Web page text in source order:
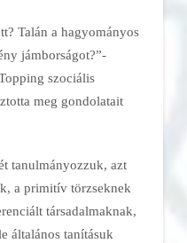
Talán a hagyományos
jámborságot?”-
szociális
meg gondolatait
tanulmányozzuk, azt
a primitív törzseknek
társadalmaknak,
általános tanításuk